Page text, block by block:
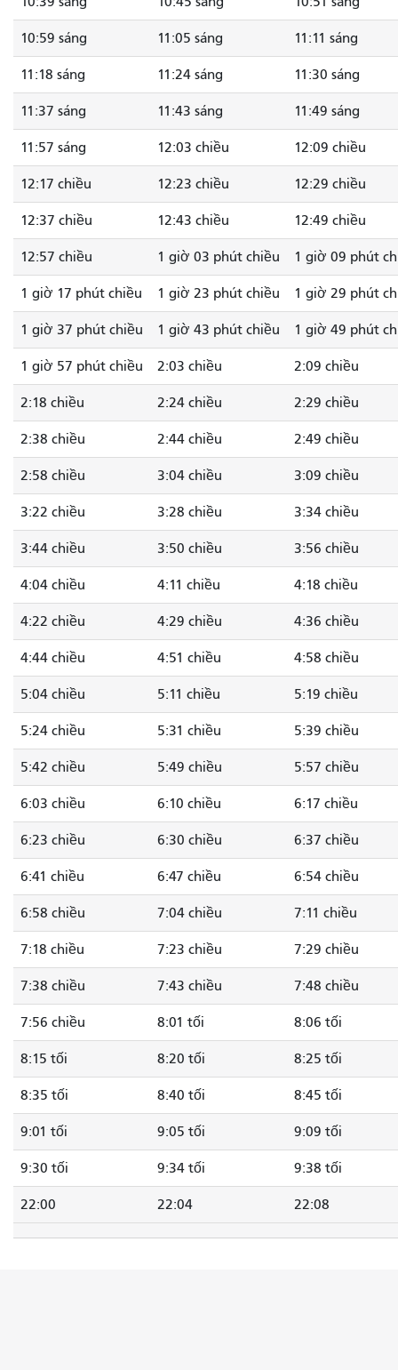
10:59 sáng 11:05 sáng 11:11 sáng
11:18 sáng 11:24 sáng 11:30 sáng
11:37 sáng 11:43 sáng 11:49 sáng
11:57 sáng 12:03 chiều 12:09 chiều
12:17 chiều 12:23 chiều 12:29 chiều
12:37 chiều 12:43 chiều 12:49 chiều
12:57 chiều 1 giờ 03 phút chiều 1 giờ 09 phút
1 giờ 17 phút chiều 1 giờ 23 phút chiều 1 giờ 29 phút
1 giờ 37 phút chiều 1 giờ 43 phút chiều 1 giờ 49 phút
1 giờ 57 phút chiều 2:03 chiều 2:09 chiều
2:18 chiều 2:24 chiều 2:29 chiều
2:38 chiều 2:44 chiều 2:49 chiều
2:58 chiều 3:04 chiều 3:09 chiều
3:22 chiều 3:28 chiều 3:34 chiều
3:44 chiều 3:50 chiều 3:56 chiều
4:04 chiều 4:11 chiều 4:18 chiều
4:22 chiều 4:29 chiều 4:36 chiều
4:44 chiều 4:51 chiều 4:58 chiều
5:04 chiều 5:11 chiều 5:19 chiều
5:24 chiều 5:31 chiều 5:39 chiều
5:42 chiều 5:49 chiều 5:57 chiều
6:03 chiều 6:10 chiều 6:17 chiều
6:23 chiều 6:30 chiều 6:37 chiều
6:41 chiều 6:47 chiều 6:54 chiều
6:58 chiều 7:04 chiều 7:11 chiều
7:18 chiều 7:23 chiều 7:29 chiều
7:38 chiều 7:43 chiều 7:48 chiều
7:56 chiều 8:01 tối 8:06 tối
8:15 tối 8:20 tối 8:25 tối
8:35 tối 8:40 tối 8:45 tối
9:01 tối 9:05 tối 9:09 tối
9:30 tối 9:34 tối 9:38 tối
22:00 22:04 22:08